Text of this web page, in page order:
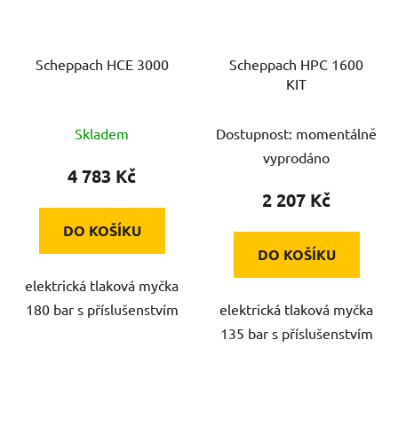
Scheppach HCE 3000
Skladem
4 783 Kč
DO KOŠÍKU
elektrická tlaková myčka
180 bar s příslušenstvím
Scheppach HPC 1600
KIT
Dostupnost: momentálně
vyprodáno
2 207 Kč
DO KOŠÍKU
elektrická tlaková myčka
135 bar s příslušenstvím